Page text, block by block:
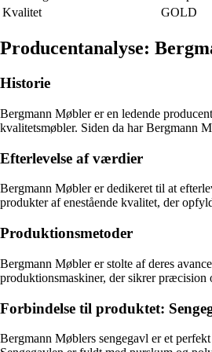
Kvalitet
GOLD
Producentanalyse:
Historie
Bergmann Møbler er en ledende
kvalitetsmøbler. Siden da har Bergmann
Efterlevelse af værdier
Bergmann Møbler er dedikeret til at
produkter af enestående kvalitet, der
Produktionsmetoder
Bergmann Møbler er stolte af deres
produktionsmaskiner, der sikrer præcision
Forbindelse til produktet:
Bergmann Møblers sengegavl er et